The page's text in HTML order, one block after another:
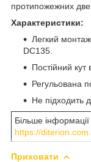
протипожежних
Характеристики:
Легкий
DC135.
Постійний
Регульована
Не підходить
Більше
https://
Приховати